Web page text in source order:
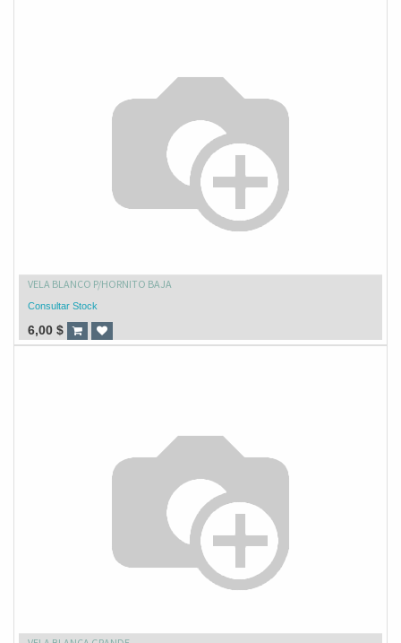
VELA BLANCO P/HORNITO BAJA
Consultar Stock
6,00 $